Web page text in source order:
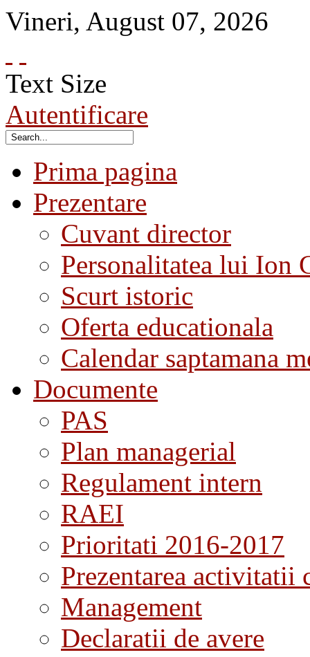
Vineri, August 07, 2026
Text Size
Autentificare
Prima pagina
Prezentare
Cuvant director
Personalitatea lui Ion
Scurt istoric
Oferta educationala
Calendar saptamana
Documente
PAS
Plan managerial
Regulament intern
RAEI
Prioritati 2016-2017
Prezentarea activitatii
Management
Declaratii de avere